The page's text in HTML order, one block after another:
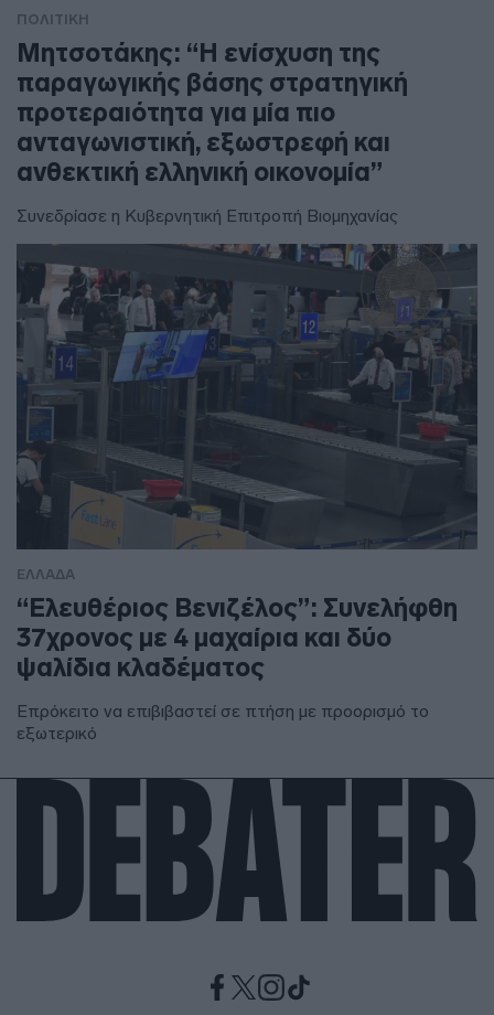
ΠΟΛΙΤΙΚΗ
Μητσοτάκης: “Η ενίσχυση της
παραγωγικής βάσης στρατηγική
προτεραιότητα για μία πιο
ανταγωνιστική, εξωστρεφή και
ανθεκτική ελληνική οικονομία”
Συνεδρίασε η Κυβερνητική Επιτροπή Βιομηχανίας
ΕΛΛΑΔΑ
“Ελευθέριος Βενιζέλος”: Συνελήφθη
37χρονος με 4 μαχαίρια και δύο
ψαλίδια κλαδέματος
Επρόκειτο να επιβιβαστεί σε πτήση με προορισμό το
εξωτερικό